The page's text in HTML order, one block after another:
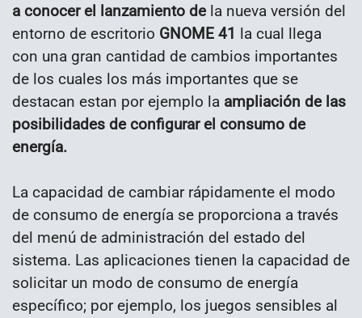
a conocer el lanzamiento dela nueva versión del
entorno de escritorio GNOME 41 la cual llega
con una gran cantidad de cambios importantes
de los cuales los más importantes que se
destacan estan por ejemplo la ampliación de las
posibilidades de configurar el consumo de
energía.
La capacidad de cambiar rápidamente el modo
de consumo de energía se proporciona a través
del menú de administración del estado del
sistema. Las aplicaciones tienen la capacidad de
solicitar un modo de consumo de energía
específico; por ejemplo, los juegos sensibles al